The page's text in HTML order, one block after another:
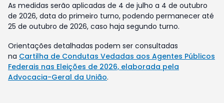
As medidas serão aplicadas de 4 de julho a 4 de outubro
de 2026, data do primeiro turno, podendo permanecer até
25 de outubro de 2026, caso haja segundo turno.
Orientações detalhadas podem ser consultadas
na Cartilha de Condutas Vedadas aos Agentes Públicos
Federais nas Eleições de 2026, elaborada pela
Advocacia-Geral da União.